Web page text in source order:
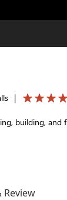
|
building, and
Review